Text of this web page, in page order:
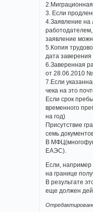
3. Если
4.Заявление на
работодателем,
заявление
5.Копия
дата
6.Заверенная
от 28.06.2010
7.Если
чека на это
Если срок
временного
на год)
Присутствие
семь
В
ЕАЭС).
Если, например
на границе
В результате
еще должен